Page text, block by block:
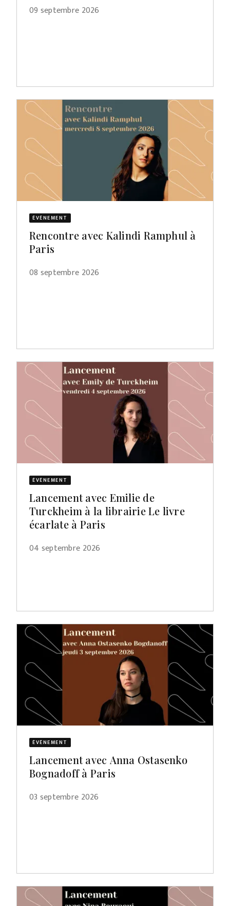
09 septembre 2026
ÉVÈNEMENT
Rencontre avec Kalindi Ramphul à
Paris
08 septembre 2026
ÉVÈNEMENT
Lancement avec Emilie de
Turckheim à la librairie Le livre
écarlate à Paris
04 septembre 2026
ÉVÈNEMENT
Lancement avec Anna Ostasenko
Bognadoff à Paris
03 septembre 2026